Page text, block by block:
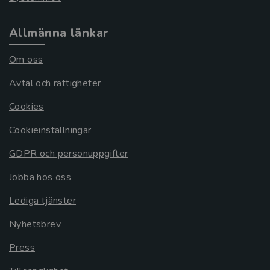
Allmänna länkar
Om oss
Avtal och rättigheter
Cookies
Cookieinställningar
GDPR och personuppgifter
Jobba hos oss
Lediga tjänster
Nyhetsbrev
Press